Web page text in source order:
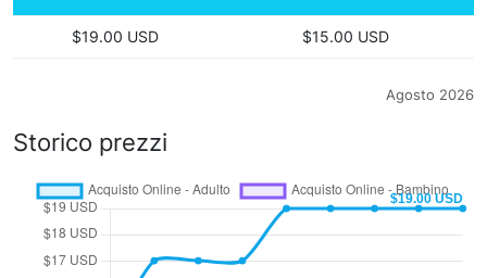
$19.00 USD $15.00 USD
Agosto 2026
Storico prezzi